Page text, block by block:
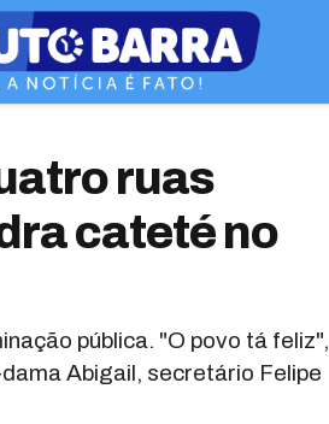
ruas
cateté no
pública. "O povo tá feliz",
Abigail, secretário Felipe